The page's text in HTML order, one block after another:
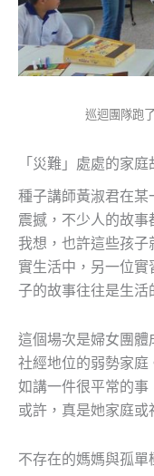
巡迴團隊跑
「災難」處處的家庭
種子講師黃淑君在
震撼，不少人的故
我想，也許這些孩
實生活中，另一位
子的故事往往是生活
這個場次是婦女團
社經地位的弱勢家
如講一件很平常的事
或許，真是她家庭
不存在的媽媽與孤單